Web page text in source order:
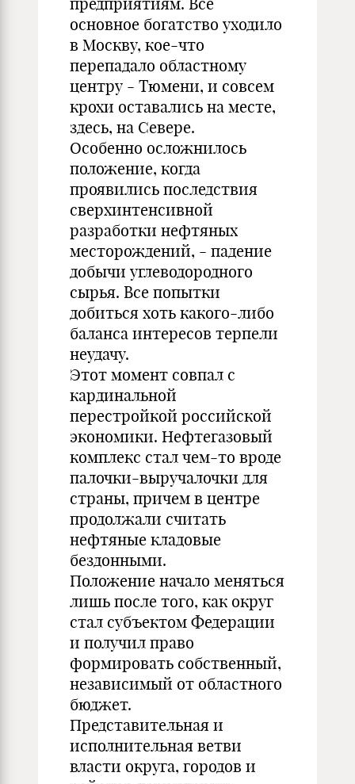
основное богатство уходило
в Москву, кое-что
перепадало областному
центру - Тюмени, и совсем
крохи оставались на месте,
здесь, на Севере.
Особенно осложнилось
положение, когда
проявились последствия
сверхинтенсивной
разработки нефтяных
месторождений, - падение
добычи углеводородного
сырья. Все попытки
добиться хоть какого-либо
баланса интересов терпели
неудачу.
Этот момент совпал с
кардинальной
перестройкой российской
экономики. Нефтегазовый
комплекс стал чем-то вроде
палочки-выручалочки для
страны, причем в центре
продолжали считать
нефтяные кладовые
бездонными.
Положение начало меняться
лишь после того, как округ
стал субъектом Федерации
и получил право
формировать собственный,
независимый от областного
бюджет.
Представительная и
исполнительная ветви
власти округа, городов и